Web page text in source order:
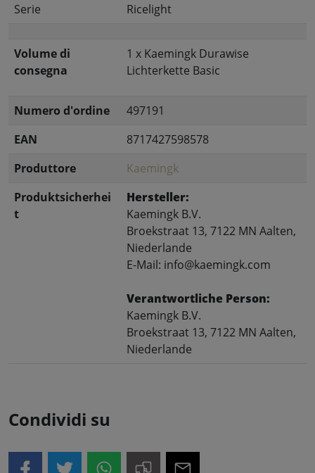
Serie
Ricelight
Volume di
consegna
1 x Kaemingk Durawise
Lichterkette Basic
Numero d'ordine
497191
EAN
8717427598578
Produttore
Kaemingk
Produktsicherhei
t
Hersteller:
Kaemingk B.V.
Broekstraat 13, 7122 MN Aalten,
Niederlande
E-Mail: info@kaemingk.com
Verantwortliche Person:
Kaemingk B.V.
Broekstraat 13, 7122 MN Aalten,
Niederlande
Condividi su